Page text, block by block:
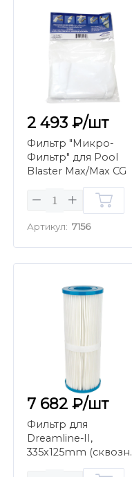
2 493 ₽/шт
Фильтр "Микро-
Фильтр" для Pool
Blaster Max/Max CG
(PBWO22MF)
Артикул: 7156
7 682 ₽/шт
Фильтр для
Dreamline-II,
335х125mm (сквозн.
внутр.диаметр